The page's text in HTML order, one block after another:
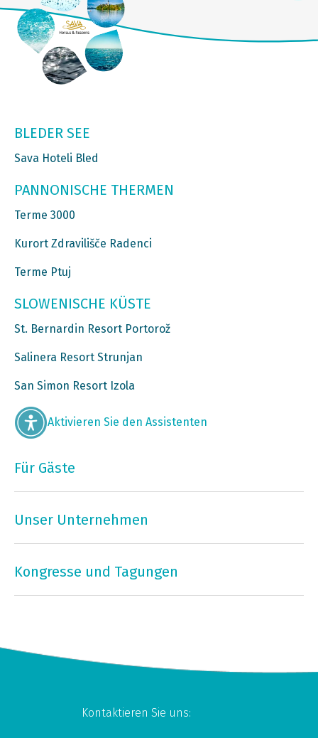
BLEDER SEE
Sava Hoteli Bled
PANNONISCHE THERMEN
Terme 3000
Kurort Zdravilišče Radenci
Terme Ptuj
SLOWENISCHE KÜSTE
St. Bernardin Resort Portorož
Salinera Resort Strunjan
San Simon Resort Izola
Aktivieren Sie den Assistenten
Für Gäste
Unser Unternehmen
Kongresse und Tagungen
Kontaktieren Sie uns: